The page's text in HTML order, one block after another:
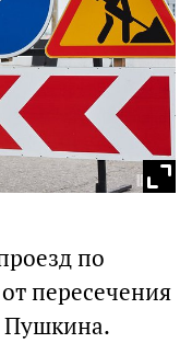
по
пересечения
Пушкина.